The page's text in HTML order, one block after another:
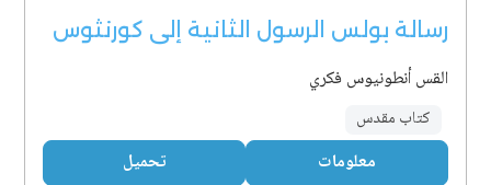
رسالة بولس الرسول الثانية إلى كورنثوس
القس أنطونيوس فكري
كتاب مقدس
معلومات تحميل